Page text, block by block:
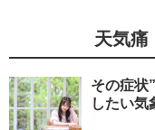
天気痛
その症状
したい気